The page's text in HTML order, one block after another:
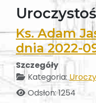
Ks. Adam
dnia 2022-
Szczegóły
Kategoria:
Odsłon: 1254